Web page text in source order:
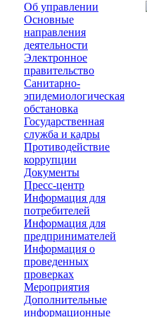
Об управлении
Основные
направления
деятельности
Электронное
правительство
Санитарно-
эпидемиологическая
обстановка
Государственная
служба и кадры
Противодействие
коррупции
Документы
Пресс-центр
Информация для
потребителей
Информация для
предпринимателей
Информация о
проведенных
проверках
Мероприятия
Дополнительные
информационные